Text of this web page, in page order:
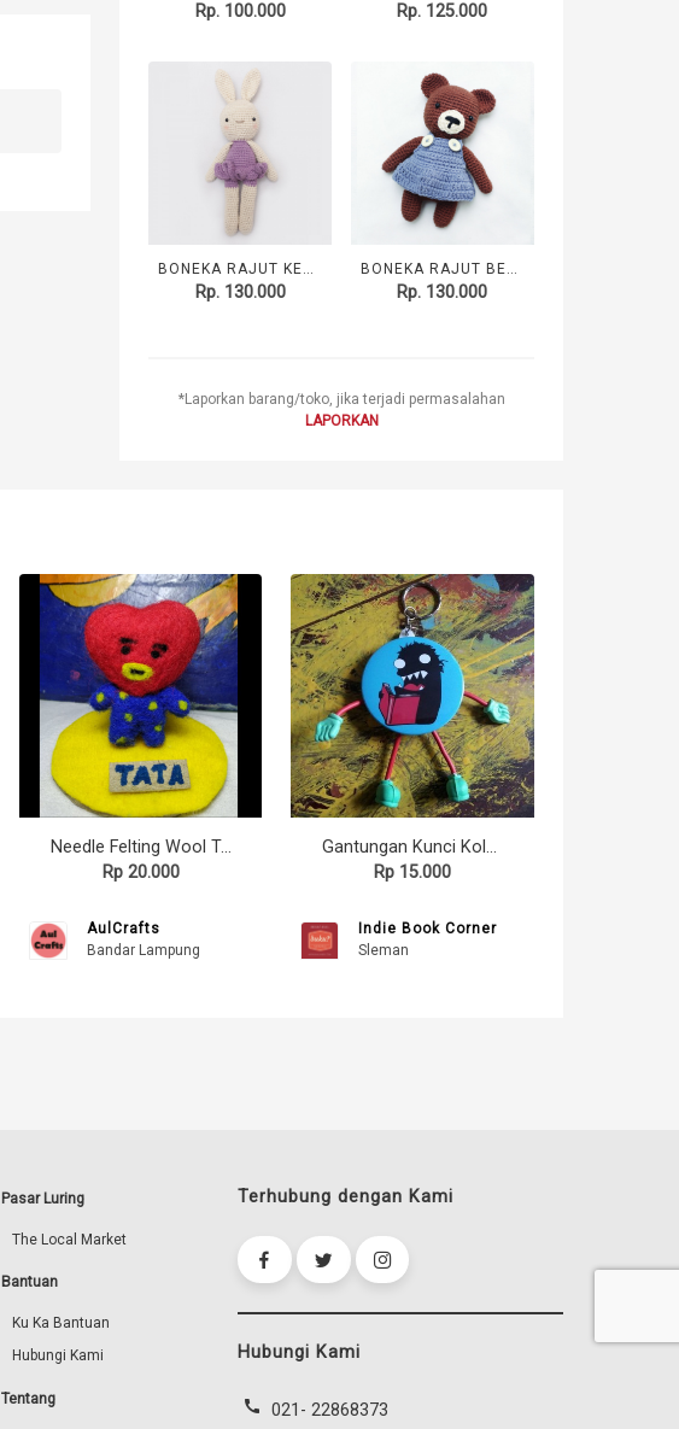
Rp. 100.000 Rp. 125.000
BONEKA RAJUT KELINCI BALERINA
Rp. 130.000
BONEKA RAJUT BEAR AMIGURUMI
Rp. 130.000
*Laporkan barang/toko, jika terjadi permasalahan
LAPORKAN
Needle Felting Wool TATA BT21
Rp 20.000
AulCrafts
Bandar Lampung
Gantungan Kunci Koloni Kutu Buku
Rp 15.000
Indie Book Corner
Sleman
Pasar Luring
The Local Market
Bantuan
Ku Ka Bantuan
Hubungi Kami
Tentang
Terhubung dengan Kami
Hubungi Kami
call 021- 22868373